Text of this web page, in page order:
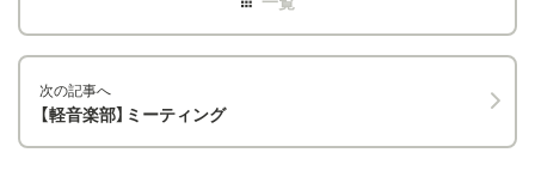
次の記事へ
【軽音楽部】ミーティング